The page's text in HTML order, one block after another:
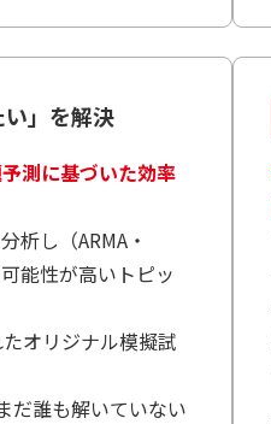
」を解決
測に基づいた効率
析し（ARMA・
能性が高いトピッ
オリジナル模擬試
だ誰も解いていない